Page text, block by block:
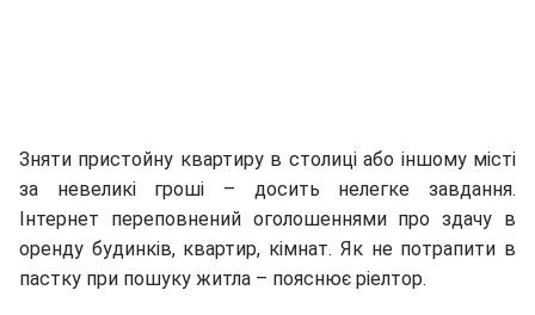
Зняти пристойну квартиру в столиці або іншому місті
за невеликі гроші – досить нелегке завдання.
Інтернет переповнений оголошеннями про здачу в
оренду будинків, квартир, кімнат. Як не потрапити в
пастку при пошуку житла – пояснює ріелтор.